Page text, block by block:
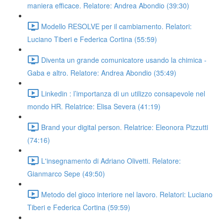
maniera efficace. Relatore: Andrea Abondio (39:30)
Modello RESOLVE per il cambiamento. Relatori:
Luciano Tiberi e Federica Cortina (55:59)
Diventa un grande comunicatore usando la chimica -
Gaba e altro. Relatore: Andrea Abondio (35:49)
Linkedin : l’importanza di un utilizzo consapevole nel
mondo HR. Relatrice: Elisa Severa (41:19)
Brand your digital person. Relatrice: Eleonora Pizzutti
(74:16)
L'insegnamento di Adriano Olivetti. Relatore:
Gianmarco Sepe (49:50)
Metodo del gioco interiore nel lavoro. Relatori: Luciano
Tiberi e Federica Cortina (59:59)